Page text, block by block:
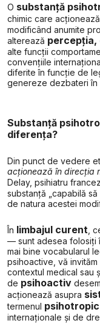
O substanță
chimic care
modificând anumite
alterează percepția,
alte funcții
convențiile
diferite în funcție de
genereze dezbateri în
Substanță
diferența?
Din punct de vedere
acționează în direcția
Delay, psihiatru
substanță „capabilă
de natura acestei
În limbajul curent ,
— sunt adesea folosiți
mai bine vocabularul
psihoactive, vă
contextul medical sau
de psihoactiv
acționează asupra
termenul psihotropic
internaționale și de